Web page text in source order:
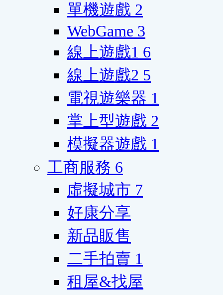
單機遊戲 2
WebGame 3
線上遊戲1 6
線上遊戲2 5
電視遊樂器 1
掌上型遊戲 2
模擬器遊戲 1
工商服務 6
虛擬城市 7
好康分享
新品販售
二手拍賣 1
租屋&找屋